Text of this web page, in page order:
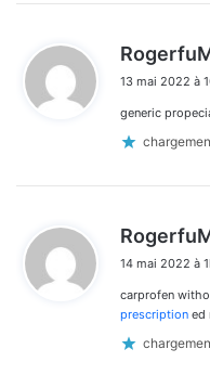
13 mai 2022 à
generic
14 mai 2022 à
carprofen
prescription ed